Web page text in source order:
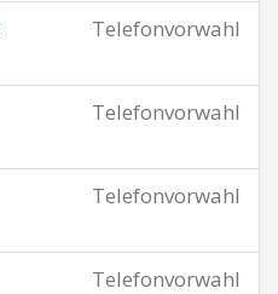
Telefonvorwahl
Telefonvorwahl
Telefonvorwahl
Telefonvorwahl